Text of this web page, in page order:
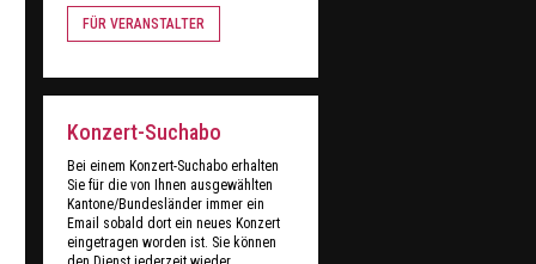
FÜR VERANSTALTER
Konzert-Suchabo
Bei einem Konzert-Suchabo erhalten
Sie für die von Ihnen ausgewählten
Kantone/Bundesländer immer ein
Email sobald dort ein neues Konzert
eingetragen worden ist. Sie können